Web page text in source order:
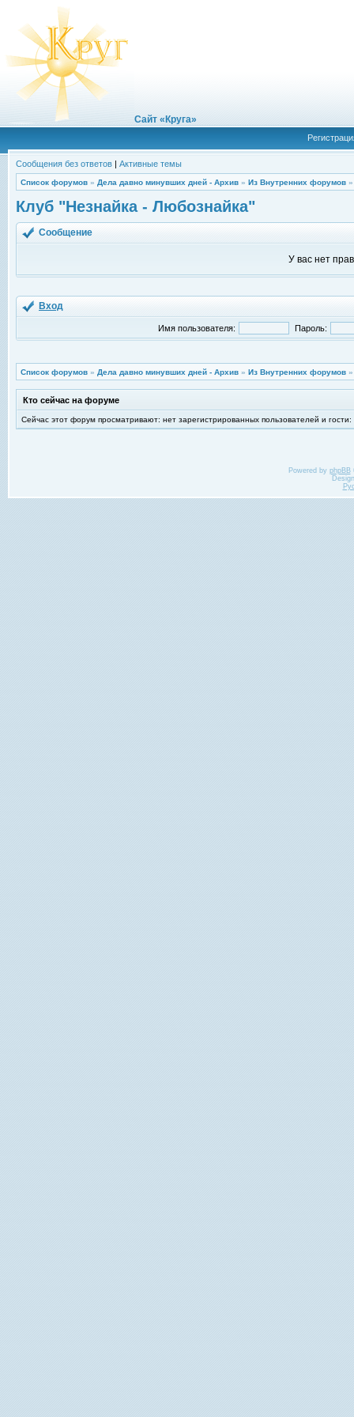
Сайт «Круга»
Сообщения без ответов | Активные темы
Список форумов » Дела давно минувших дней - Архив » Из Внутренних форумов
Клуб "Незнайка - Любознайка"
Сообщение
У вас нет
Вход
Имя пользователя: Пароль:
Список форумов » Дела давно минувших дней - Архив » Из Внутренних форумов
Кто сейчас на форуме
Сейчас этот форум просматривают: нет зарегистрированных пользователей и гости:
Powered by phpBB